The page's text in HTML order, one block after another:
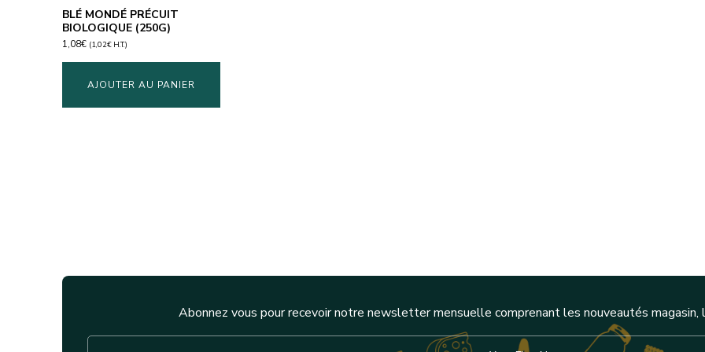
BLÉ MONDÉ PRÉCUIT
BIOLOGIQUE (250G)
1,08€ (1,02€ H.T.)
AJOUTER AU PANIER
Abonnez vous pour recevoir notre newsletter mensuelle comprenant les nouveautés